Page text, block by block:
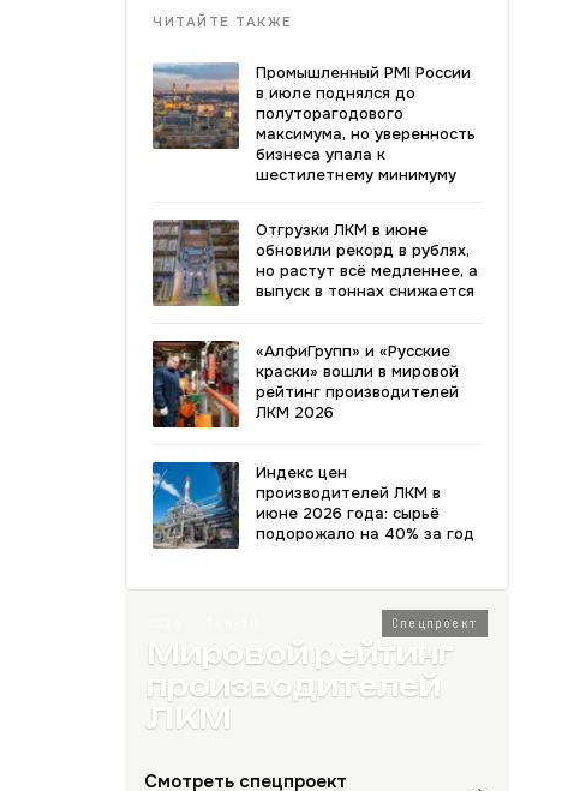
ЧИТАЙТЕ ТАКЖЕ
Промышленный PMI России
в июле поднялся до
полуторагодового
максимума, но уверенность
бизнеса упала к
шестилетнему минимуму
Отгрузки ЛКМ в июне
обновили рекорд в рублях,
но растут всё медленнее, а
выпуск в тоннах снижается
«АлфиГрупп» и «Русские
краски» вошли в мировой
рейтинг производителей
ЛКМ 2026
Индекс цен
производителей ЛКМ в
июне 2026 года: сырьё
подорожало на 40% за год
Спецпроект
Мировой рейтинг
производителей
ЛКМ
Смотреть спецпроект